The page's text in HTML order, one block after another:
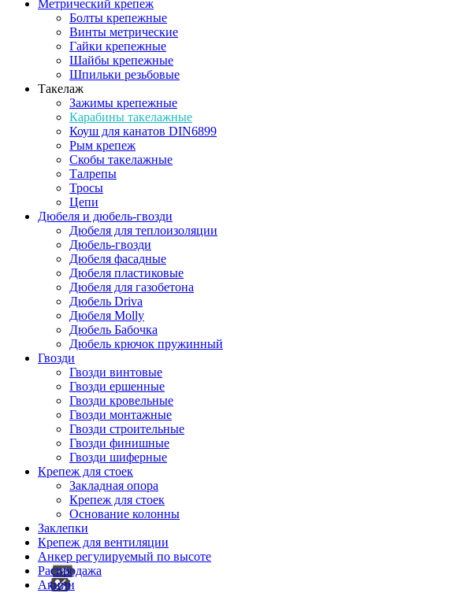
Метрический крепеж
Болты крепежные
Винты метрические
Гайки крепежные
Шайбы крепежные
Шпильки резьбовые
Такелаж
Зажимы крепежные
Карабины такелажные
Коуш для канатов DIN6899
Рым крепеж
Скобы такелажные
Талрепы
Тросы
Цепи
Дюбеля и дюбель-гвозди
Дюбеля для теплоизоляции
Дюбель-гвозди
Дюбеля фасадные
Дюбеля пластиковые
Дюбеля для газобетона
Дюбель Driva
Дюбеля Molly
Дюбель Бабочка
Дюбель крючок пружинный
Гвозди
Гвозди винтовые
Гвозди ершенные
Гвозди кровельные
Гвозди монтажные
Гвозди строительные
Гвозди финишные
Гвозди шиферные
Крепеж для стоек
Закладная опора
Крепеж для стоек
Основание колонны
Заклепки
Крепеж для вентиляции
Анкер регулируемый по высоте
Распродажа
Акции